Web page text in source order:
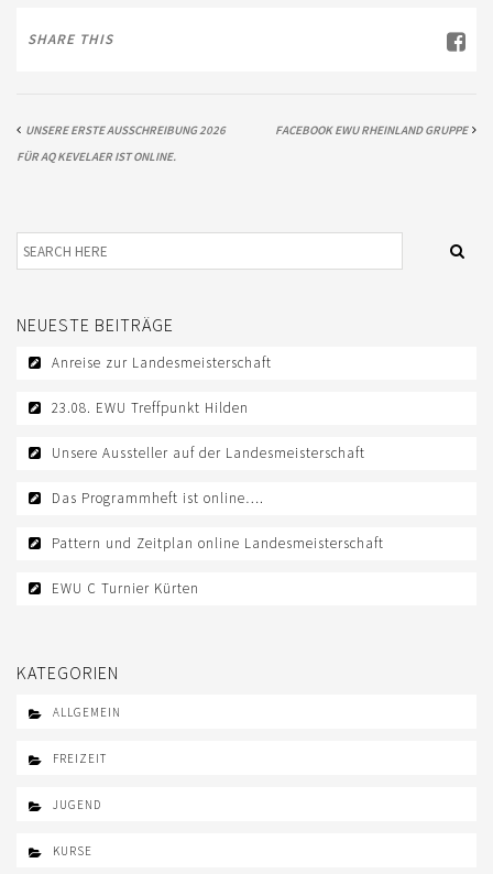
DOWNLOADS EWU RHEINLAND
EWU BUND
LANDESVERBÄNDE
KIDS CLUB
SHARE THIS
UNSERE ERSTE AUSSCHREIBUNG 2026
FÜR AQ KEVELAER IST ONLINE.
FACEBOOK EWU RHEINLAND GRUPPE
NEUESTE BEITRÄGE
Anreise zur Landesmeisterschaft
23.08. EWU Treffpunkt Hilden
Unsere Aussteller auf der Landesmeisterschaft
Das Programmheft ist online….
Pattern und Zeitplan online Landesmeisterschaft
EWU C Turnier Kürten
KATEGORIEN
ALLGEMEIN
FREIZEIT
JUGEND
KURSE